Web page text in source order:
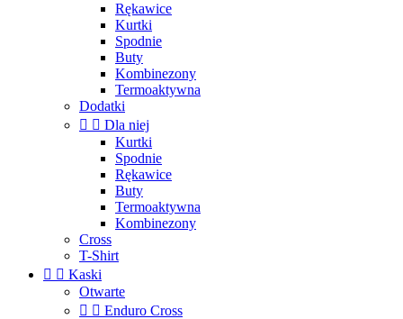
Rękawice
Kurtki
Spodnie
Buty
Kombinezony
Termoaktywna
Dodatki
  Dla niej
Kurtki
Spodnie
Rękawice
Buty
Termoaktywna
Kombinezony
Cross
T-Shirt
  Kaski
Otwarte
  Enduro Cross